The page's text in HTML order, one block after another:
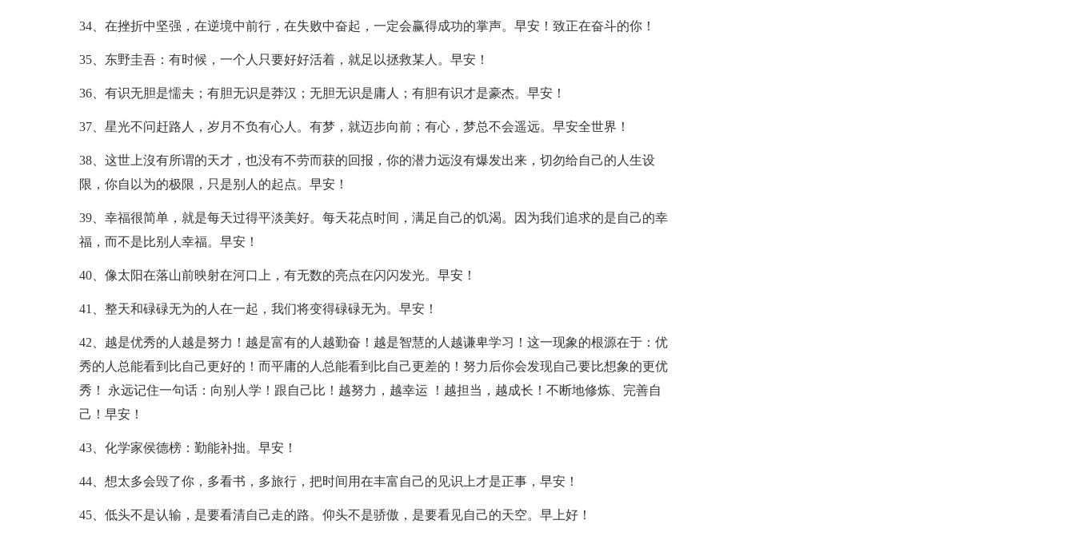
34、在挫折中坚强，在逆境中前行，在失败中奋起，一定会赢得成功的掌声。早安！致正在奋斗的你！
35、东野圭吾：有时候，一个人只要好好活着，就足以拯救某人。早安！
36、有识无胆是懦夫；有胆无识是莽汉；无胆无识是庸人；有胆有识才是豪杰。早安！
37、星光不问赶路人，岁月不负有心人。有梦，就迈步向前；有心，梦总不会遥远。早安全世界！
38、这世上沒有所谓的天才，也没有不劳而获的回报，你的潜力远沒有爆发出来，切勿给自己的人生设
限，你自以为的极限，只是别人的起点。早安！
39、幸福很简单，就是每天过得平淡美好。每天花点时间，满足自己的饥渴。因为我们追求的是自己的幸
福，而不是比别人幸福。早安！
40、像太阳在落山前映射在河口上，有无数的亮点在闪闪发光。早安！
41、整天和碌碌无为的人在一起，我们将变得碌碌无为。早安！
42、越是优秀的人越是努力！越是富有的人越勤奋！越是智慧的人越谦卑学习！这一现象的根源在于：优
秀的人总能看到比自己更好的！而平庸的人总能看到比自己更差的！努力后你会发现自己要比想象的更优
秀！ 永远记住一句话：向别人学！跟自己比！越努力，越幸运 ！越担当，越成长！不断地修炼、完善自
己！早安！
43、化学家侯德榜：勤能补拙。早安！
44、想太多会毁了你，多看书，多旅行，把时间用在丰富自己的见识上才是正事，早安！
45、低头不是认输，是要看清自己走的路。仰头不是骄傲，是要看见自己的天空。早上好！